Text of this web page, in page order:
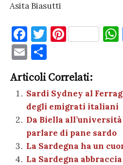
Asita Biasutti
F
a
c
e
b
o
o
k
T
te
r
Pi
es
t
E
m
ai
l
n
di
vi
di
Articoli Correlati:
Sardi Sydney al
degli emigrati italiani
Da Biella
parlare di pane sardo
La Sardegna ha un
La Sardegna